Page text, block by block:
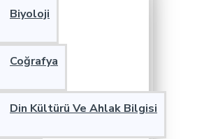
Biyoloji
Coğrafya
Din Kültürü Ve Ahlak Bilgisi